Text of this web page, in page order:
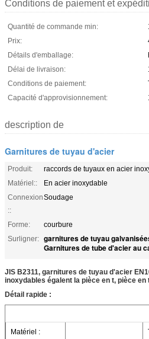
Conditions de paiement et
Quantité de commande min:
Prix:
Détails d'emballage:
Délai de livraison:
Conditions de paiement:
Capacité d'approvisionnement:
description de
Garnitures de tuyau d'acier
Produit:
raccords de tuyaux en acier
Matériel::
En acier inoxydable
Connexion
::
Soudage
Forme:
courbure
Surligner: garnitures de tuyau
Garnitures de tube d'acier au
JIS B2311, garnitures de tuyau d'acier
inoxydables égalent la pièce en t, pièce en
Détail rapide :
Matériel :